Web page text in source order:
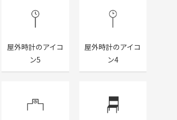
屋外時計のアイコ
ン5
屋外時計のアイコ
ン4